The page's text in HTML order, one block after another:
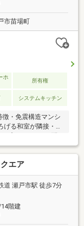
市苗場町
ホ
所有権
システムキッチン
・免震構造マンシ
げる和室が隣接・動
エアコン3台は残置
制限有)▼設備・宅
2月室内リフォー
洗面台、トイレ、キ
イト新規設置 他※室
面積2.77平米■ ご
ます ━━━━━・・・
い合わせくださ
エア
道 瀬戸市駅 徒歩7分
階建